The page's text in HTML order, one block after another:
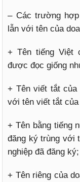
– Các trường
lẫn với tên của
+ Tên tiếng Việt
được đọc giống
+ Tên viết tắt của
với tên viết tắt của
+ Tên bằng tiếng
đăng ký trùng với
nghiệp đã đăng ký;
+ Tên riêng của